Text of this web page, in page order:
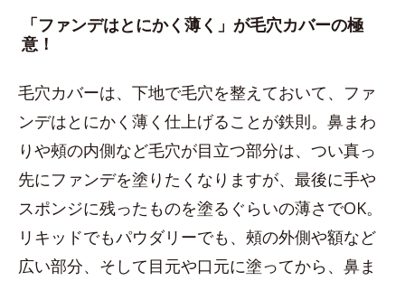
「ファンデはとにかく薄く」が毛穴カバーの極
意！
毛穴カバーは、下地で毛穴を整えておいて、ファ
ンデはとにかく薄く仕上げることが鉄則。鼻まわ
りや頰の内側など毛穴が目立つ部分は、つい真っ
先にファンデを塗りたくなりますが、最後に手や
スポンジに残ったものを塗るぐらいの薄さでOK。
リキッドでもパウダリーでも、頰の外側や額など
広い部分、そして目元や口元に塗ってから、鼻ま